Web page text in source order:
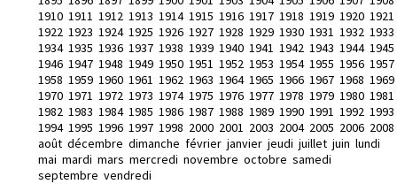
1910 1911 1912 1913 1914 1915 1916 1917 1918 1919 1920 1921
1922 1923 1924 1925 1926 1927 1928 1929 1930 1931 1932 1933
1934 1935 1936 1937 1938 1939 1940 1941 1942 1943 1944 1945
1946 1947 1948 1949 1950 1951 1952 1953 1954 1955 1956 1957
1958 1959 1960 1961 1962 1963 1964 1965 1966 1967 1968 1969
1970 1971 1972 1973 1974 1975 1976 1977 1978 1979 1980 1981
1982 1983 1984 1985 1986 1987 1988 1989 1990 1991 1992 1993
1994 1995 1996 1997 1998 2000 2001 2003 2004 2005 2006 2008
août décembre dimanche février janvier jeudi juillet juin lundi
mai mardi mars mercredi novembre octobre samedi
septembre vendredi